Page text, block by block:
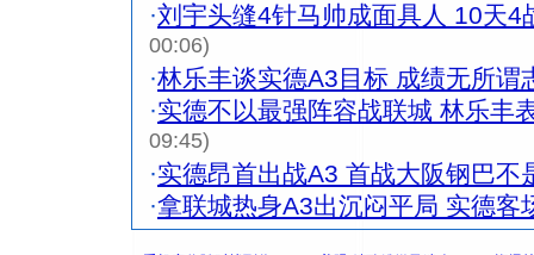
·刘宇头缝4针马帅成面具人 10天4
00:06)
·林乐丰谈实德A3目标 成绩无所谓
·实德不以最强阵容战联城 林乐丰
09:45)
·实德昂首出战A3 首战大阪钢巴不
·拿联城热身A3出沉闷平局 实德客